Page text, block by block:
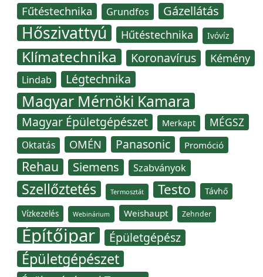
Fűtéstechnika Grundfos Gázellátás
Hőszivattyú Hűtéstechnika Ivóvíz
Klímatechnika Koronavírus Kémény
Lindab Légtechnika
Magyar Mérnöki Kamara
Magyar Épületgépészet Merkapt MÉGSZ
Oktatás OMÉN Panasonic Promóció
Rehau Siemens Szabványok
Szellőztetés Termosztát Testo Távhő
Vízkezelés Webinárium Weishaupt Zehnder
Építőipar Épületgépész
Épületgépészet